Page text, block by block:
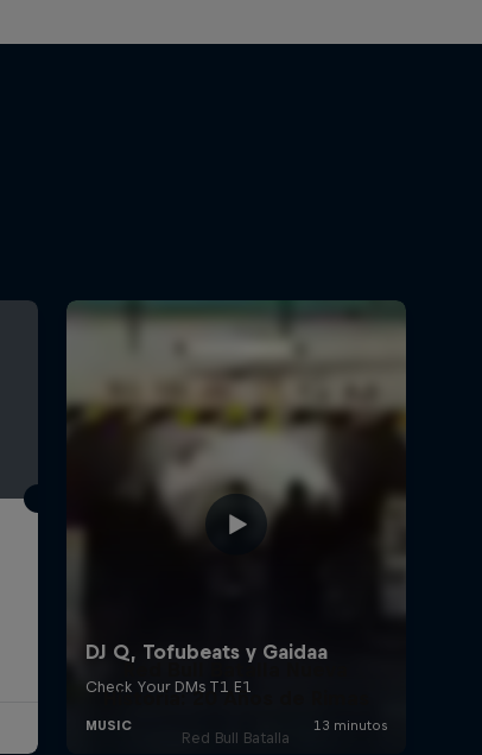
Red Bull Batalla Nueva
Historia: 20 Años de Rimas
Red Bull Batalla